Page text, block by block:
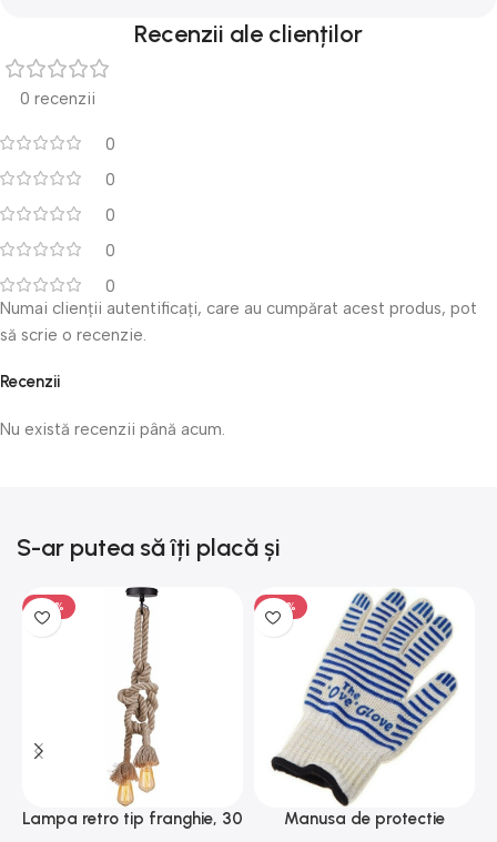
Recenzii ale clienților
0 recenzii
0
0
0
0
0
Recenzii
Nu există recenzii până acum.
Numai clienții autentificați, care au cumpărat acest produs, pot
să scrie o recenzie.
S-ar putea să îți placă și
-50%
Lampa retro tip franghie, 30
-50%
Manusa de protectie